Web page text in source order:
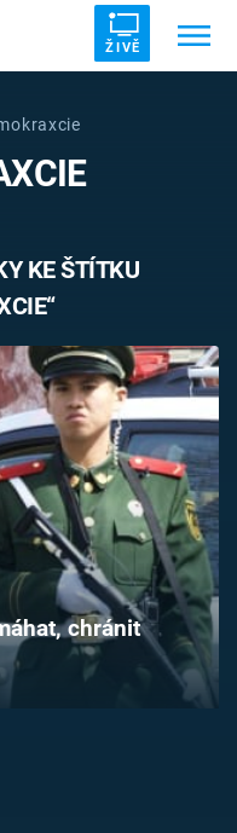
ŽIVĚ
SVĚTOVÁ VÁLKA
KE ŠTÍTKU
chránit